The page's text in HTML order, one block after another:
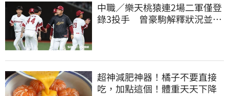
中職／樂天桃猿連2場二軍僅登
錄3投手 曾豪駒解釋狀況並透
超神減肥神器！橘子不要直接
吃，加點這個！體重天天下降